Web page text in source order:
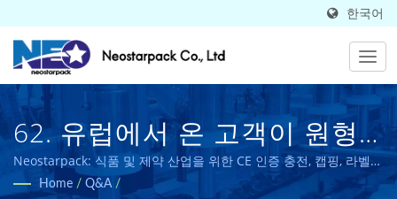
한국어
62. 유럽에서 온 고객이 원형
병 라벨링 및 충전 기계를 구매
Neostarpack: 식품 및 제약 산업을 위한 CE 인증 충전, 캡핑, 라벨링
및 포장 솔루션.
Home / Q&A /